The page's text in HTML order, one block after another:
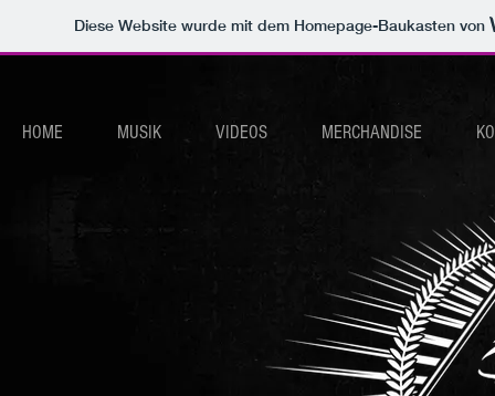
Diese Website wurde mit dem Homepage-Baukasten von
HOME MUSIK VIDEOS MERCHANDISE